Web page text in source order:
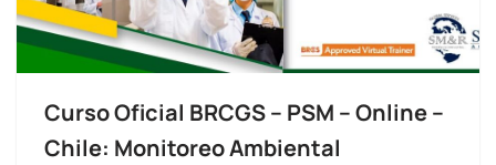
Curso Oficial BRCGS – PSM – Online –
Chile: Monitoreo Ambiental